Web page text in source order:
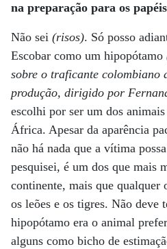
na preparação para os
Não sei (risos). Só posso
Escobar como um hipopótamo
sobre o traficante colombiano
produção, dirigido por
escolhi por ser um dos
África. Apesar da aparência
não há nada que a vítima
pesquisei, é um dos que mais
continente, mais que qualquer
os leões e os tigres. Não deve
hipopótamo era o animal
alguns como bicho de